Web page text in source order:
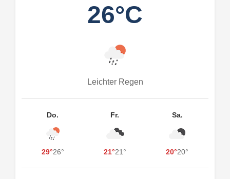
26°C
Leichter Regen
Do.
29°26°
Fr.
21°21°
Sa.
20°20°